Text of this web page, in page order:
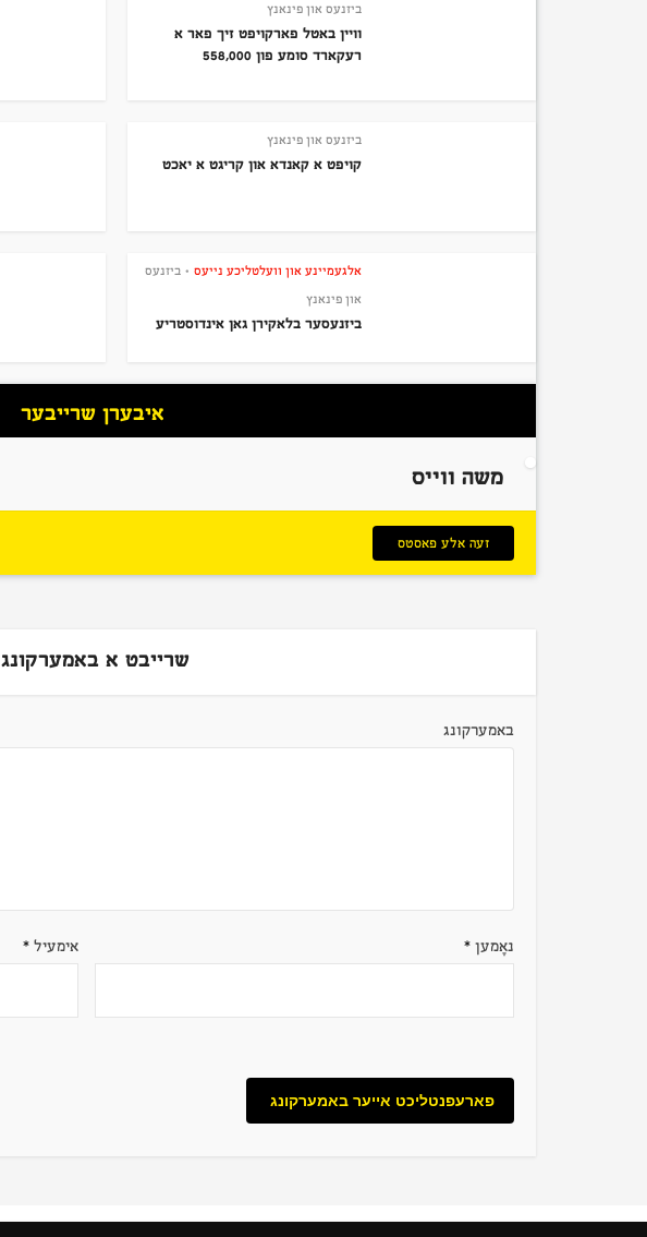
ביזנעס און פינאנץ
וויין באטל פארקויפט זיך פאר א
רעקארד סומע פון 558,000
ביזנעס און פינאנץ
קויפט א קאנדא און קריגט א יאכט
אלגעמיינע און וועלטליכע נייעס • ביזנעס
און פינאנץ
ביזנעסער בלאקירן גאן אינדוסטריע
איבערן שרייבער
משה ווייס
זעה אלע פאסטס
שרייבט א באמערקונג
באמערקונג
נאָמען * אימעיל *